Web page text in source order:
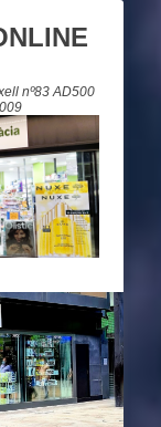
nº83 AD500